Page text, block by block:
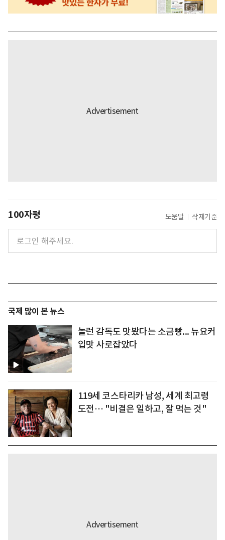
100자평 도움말 삭제기준
국제 많이 본 뉴스
놀런 감독도 맛봤다는 소금빵... 뉴요커
입맛 사로잡았다
119세 코스타리카 남성, 세계 최고령
도전… "비결은 일하고, 잘 먹는 것"